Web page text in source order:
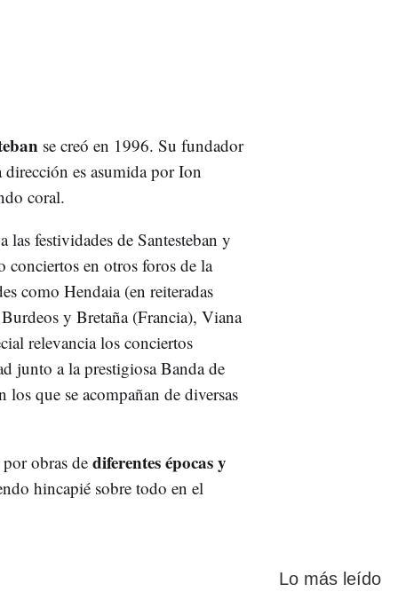
se creó en 1996. Su fundador
es asumida por Ion
coral.
las festividades de Santesteban y
conciertos en otros foros de la
como Hendaia (en reiteradas
y Bretaña (Francia), Viana
relevancia los conciertos
junto a la prestigiosa Banda de
que se acompañan de diversas
obras de diferentes épocas y
hincapié sobre todo en el
Lo más leído